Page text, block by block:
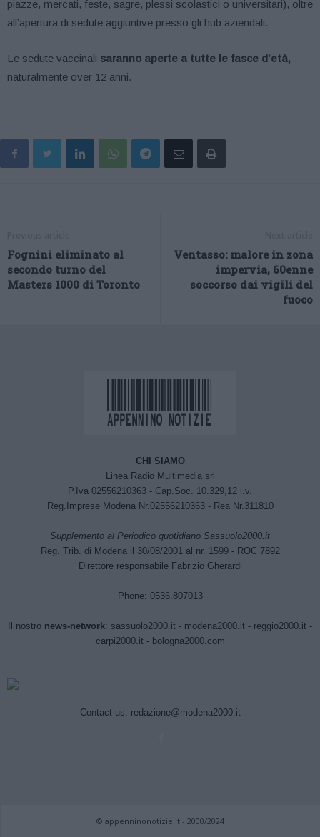
piazze, mercati, feste, sagre, plessi scolastici o universitari), oltre
all’apertura di sedute aggiuntive presso gli hub aziendali.
Le sedute vaccinali saranno aperte a tutte le fasce d’età,
naturalmente over 12 anni.
Fognini eliminato al
secondo turno del
Masters 1000 di Toronto
Ventasso: malore in zona
impervia, 60enne
soccorso dai vigili del
fuoco
CHI SIAMO
Linea Radio Multimedia srl
P.Iva 02556210363 - Cap.Soc. 10.329,12 i.v.
Reg.Imprese Modena Nr.02556210363 - Rea Nr.311810
Supplemento al Periodico quotidiano Sassuolo2000.it
Reg. Trib. di Modena il 30/08/2001 al nr. 1599 - ROC 7892
Direttore responsabile Fabrizio Gherardi
Phone: 0536.807013
Il nostro news-network: sassuolo2000.it - modena2000.it - reggio2000.it -
carpi2000.it- bologna2000.com
Contact us: redazione@modena2000.it
© appenninonotizie.it - 2000/2024